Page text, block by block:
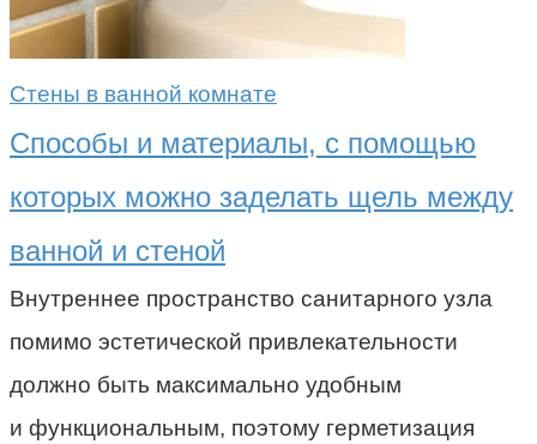
Стены в ванной комнате
Способы и материалы, с помощью
которых можно заделать щель между
ванной и стеной
Внутреннее пространство санитарного узла
помимо эстетической привлекательности
должно быть максимально удобным
и функциональным, поэтому герметизация